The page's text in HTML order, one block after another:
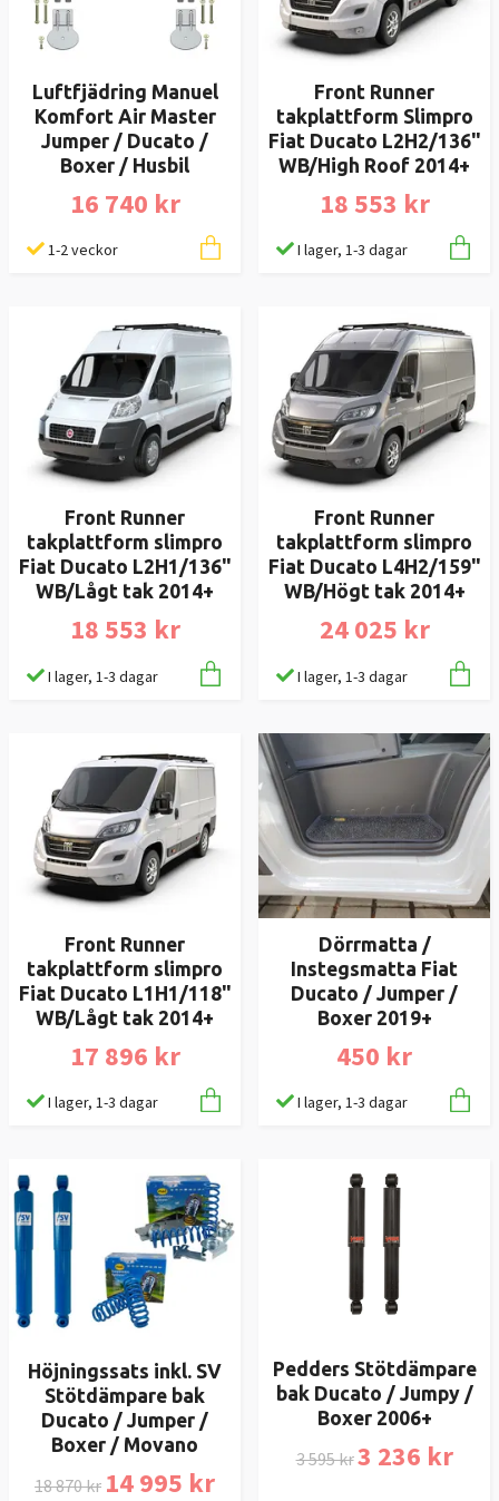
Luftfjädring Manuel
Komfort Air Master
Jumper / Ducato /
Boxer / Husbil
16 740 kr
1-2 veckor
Front Runner
takplattform Slimpro
Fiat Ducato L2H2/136"
WB/High Roof 2014+
18 553 kr
I lager, 1-3 dagar
Front Runner
takplattform slimpro
Fiat Ducato L2H1/136"
WB/Lågt tak 2014+
18 553 kr
I lager, 1-3 dagar
Front Runner
takplattform slimpro
Fiat Ducato L4H2/159"
WB/Högt tak 2014+
24 025 kr
I lager, 1-3 dagar
Front Runner
takplattform slimpro
Fiat Ducato L1H1/118"
WB/Lågt tak 2014+
17 896 kr
I lager, 1-3 dagar
Dörrmatta /
Instegsmatta Fiat
Ducato / Jumper /
Boxer 2019+
450 kr
I lager, 1-3 dagar
Höjningssats inkl. SV
Stötdämpare bak
Ducato / Jumper /
Boxer / Movano
18 870 kr 14 995 kr
Pedders Stötdämpare
bak Ducato / Jumpy /
Boxer 2006+
3 595 kr3 236 kr